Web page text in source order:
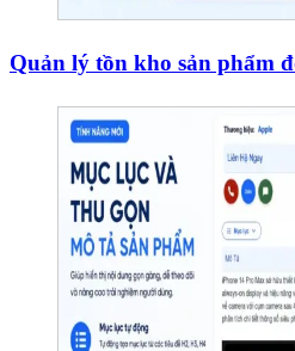
Quản lý tồn kho sản phẩm